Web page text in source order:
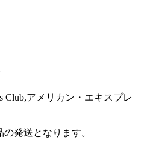
発送となります。